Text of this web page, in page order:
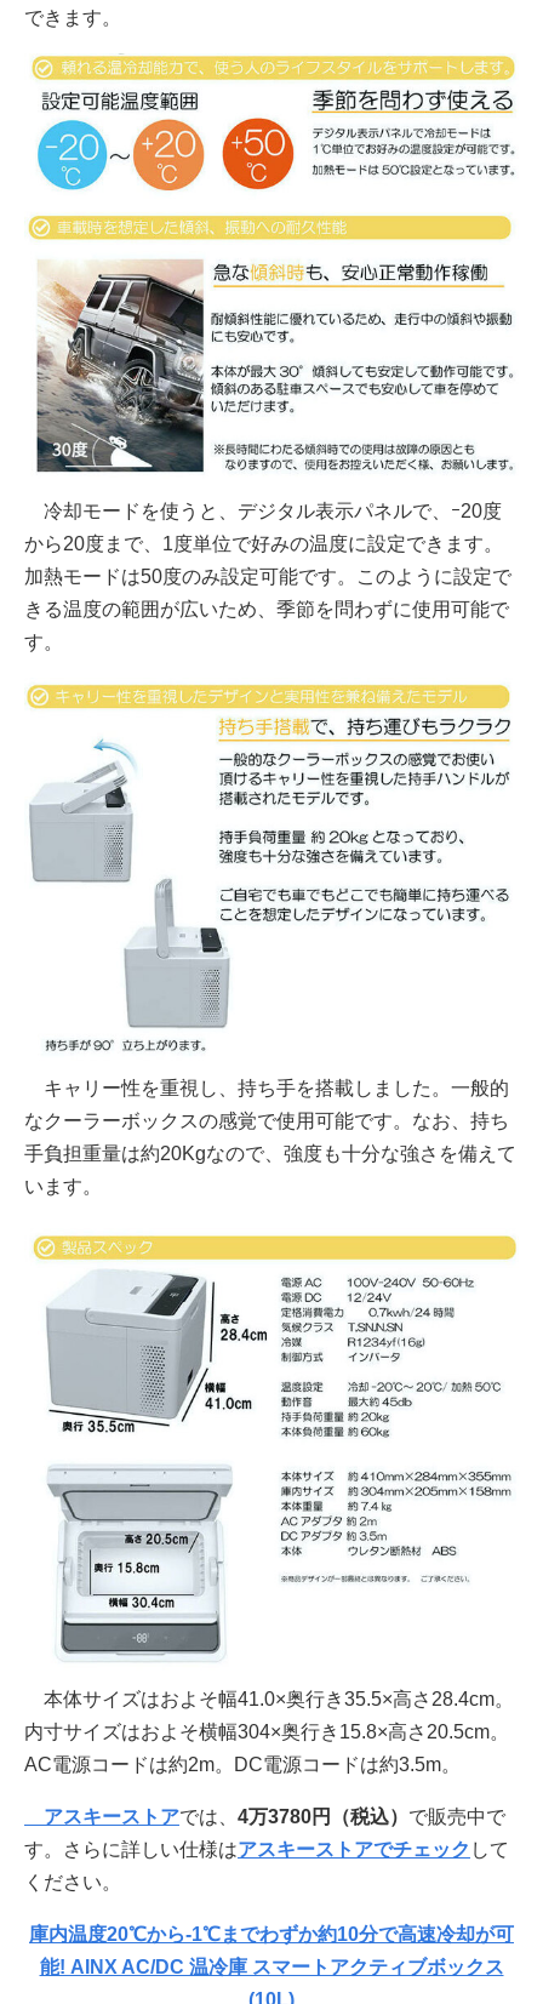
できます。
冷却モードを使うと、デジタル表示パネルで、ｰ20度
から20度まで、1度単位で好みの温度に設定できます。
加熱モードは50度のみ設定可能です。このように設定で
きる温度の範囲が広いため、季節を問わずに使用可能で
す。
キャリー性を重視し、持ち手を搭載しました。一般的
なクーラーボックスの感覚で使用可能です。なお、持ち
手負担重量は約20Kgなので、強度も十分な強さを備えて
います。
本体サイズはおよそ幅41.0×奥行き35.5×高さ28.4cm。
内寸サイズはおよそ横幅304×奥行き15.8×高さ20.5cm。
AC電源コードは約2m。DC電源コードは約3.5m。
アスキーストアでは、 4万3780円 （税込） で販売中で
す。さらに詳しい仕様はアスキーストアでチェック して
ください。
庫内温度20℃から-1℃までわずか約10分で高速冷却が可
能! AINX AC/DC 温冷庫 スマートアクティブボックス